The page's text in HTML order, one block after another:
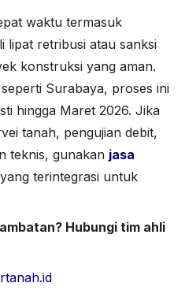
waktu termasuk
lipat retribusi atau sanksi
konstruksi yang aman.
Surabaya, proses ini
hingga Maret 2026. Jika
tanah, pengujian debit,
teknis, gunakan jasa
yang terintegrasi untuk
Hubungi tim ahli